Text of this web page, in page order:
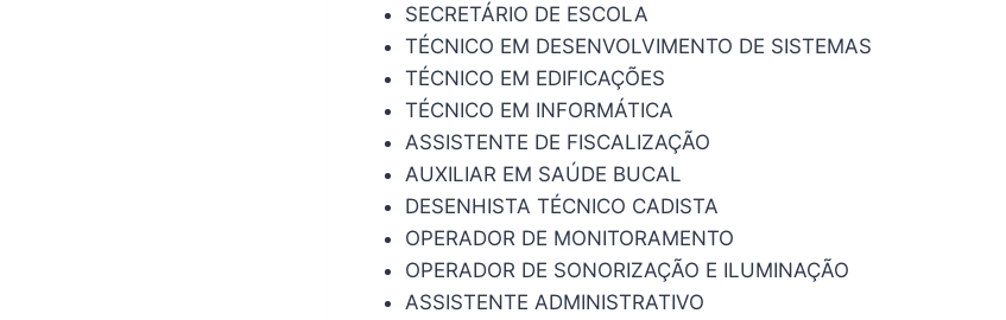
SECRETÁRIO DE ESCOLA
TÉCNICO EM DESENVOLVIMENTO DE SISTEMAS
TÉCNICO EM EDIFICAÇÕES
TÉCNICO EM INFORMÁTICA
ASSISTENTE DE FISCALIZAÇÃO
AUXILIAR EM SAÚDE BUCAL
DESENHISTA TÉCNICO CADISTA
OPERADOR DE MONITORAMENTO
OPERADOR DE SONORIZAÇÃO E ILUMINAÇÃO
ASSISTENTE ADMINISTRATIVO